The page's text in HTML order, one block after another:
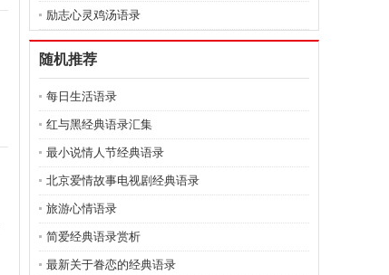
励志心灵鸡汤语录
随机推荐
每日生活语录
红与黑经典语录汇集
最小说情人节经典语录
北京爱情故事电视剧经典语录
旅游心情语录
简爱经典语录赏析
最新关于眷恋的经典语录